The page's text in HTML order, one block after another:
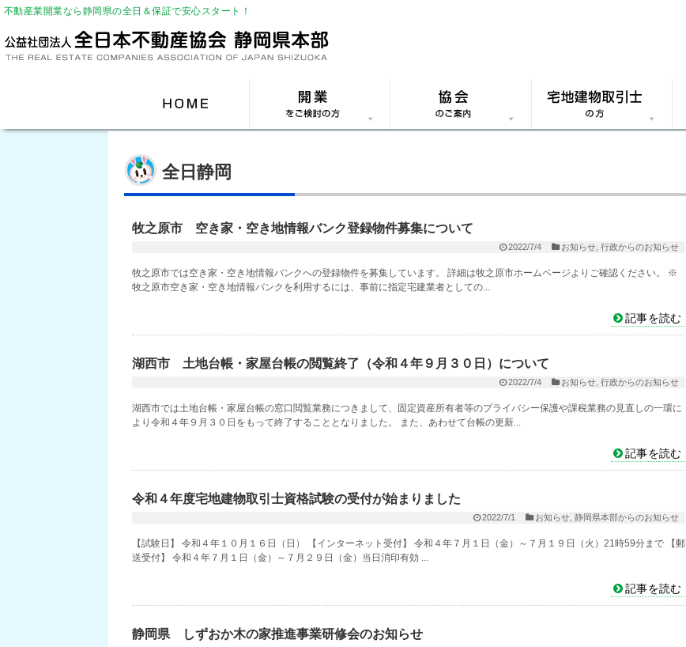
不動産業開業なら静岡県の全日＆保証で安心スタート！
全日静岡
牧之原市 空き家・空き地情報バンク登録物件募集について
2022/7/4 お知らせ ,行政からのお知らせ
牧之原市では空き家・空き地情報バンクへの登録物件を募集しています。 詳細は牧之原市ホームページよりご確認ください。 ※
牧之原市空き家・空き地情報バンクを利用するには、事前に指定宅建業者としての...
記事を読む
湖西市 土地台帳・家屋台帳の閲覧終了（令和４年９月３０日）について
2022/7/4 お知らせ ,行政からのお知らせ
湖西市では土地台帳・家屋台帳の窓口閲覧業務につきまして、固定資産所有者等のプライバシー保護や課税業務の見直しの一環に
より令和４年９月３０日をもって終了することとなりました。 また、あわせて台帳の更新...
記事を読む
令和４年度宅地建物取引士資格試験の受付が始まりました
2022/7/1 お知らせ ,静岡県本部からのお知らせ
【試験日】 令和４年１０月１６日（日） 【インターネット受付】 令和４年７月１日（金）～７月１９日（火）21時59分まで 【郵
送受付】 令和４年７月１日（金）～７月２９日（金）当日消印有効 ...
記事を読む
静岡県 しずおか木の家推進事業研修会のお知らせ